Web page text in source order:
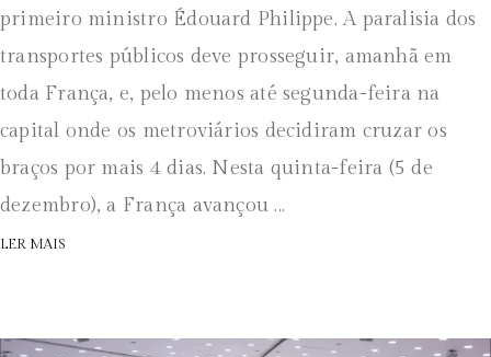
primeiro ministro Édouard Philippe. A paralisia dos
transportes públicos deve prosseguir, amanhã em
toda França, e, pelo menos até segunda-feira na
capital onde os metroviários decidiram cruzar os
braços por mais 4 dias. Nesta quinta-feira (5 de
dezembro), a França avançou ...
LER MAIS